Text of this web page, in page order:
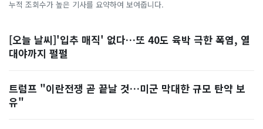
누적 조회수가 높은 기사를 요약하여 보여줍니다.
[오늘 날씨]'입추 매직' 없다…또 40도 육박 극한 폭염, 열
대야까지 펄펄
트럼프 "이란전쟁 곧 끝날 것…미군 막대한 규모 탄약 보
유"